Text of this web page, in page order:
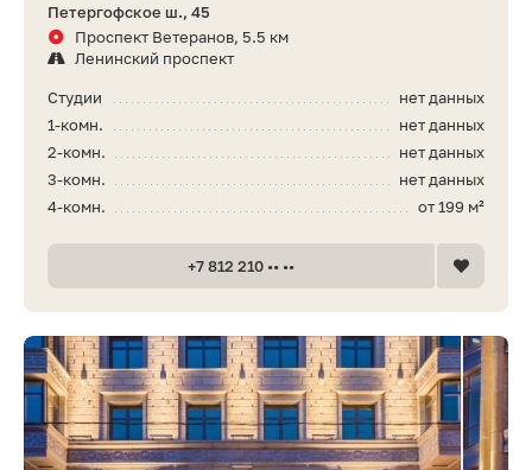
Петергофское ш., 45
Проспект Ветеранов, 5.5 км
Ленинский проспект
нет данных
Студии
нет данных
1-комн.
нет данных
2-комн.
нет данных
3-комн.
от 199 м²
4-комн.
+7 812 210 •• ••